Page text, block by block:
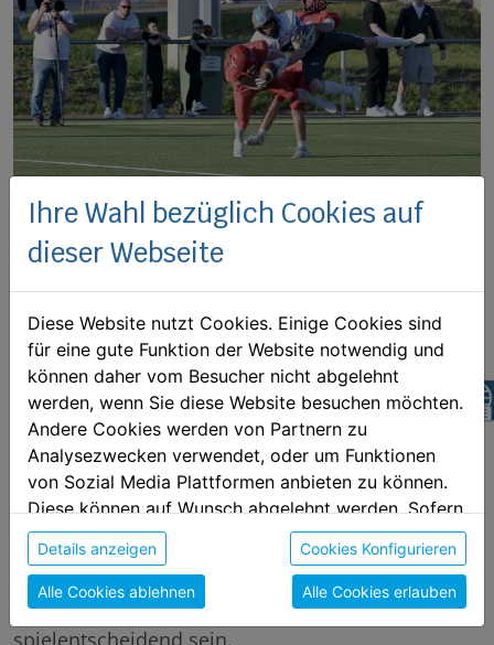
Nach dem Seitenwechsel knüpfte die Offense der
Huskies zunächst an die starke erste Hälfte an
die
Red Tigers
gaben sich keineswegs geschlagen
und kämpften sich mit großem Einsatz zurück ins
Spiel.
In einer dramatischen Schlussphase gelang es
den Wienern, den Rückstand auf13:14zu
verkürzen. Die Chance auf den Ausgleich blieb
den Gastgebern jedoch verwehrt – ein vergebener
Extrapunktversuch (PAT) sollte letztlich
spielentscheidend sein.
Ihre Wahl bezüglich Cookies auf
dieser Webseite
Diese Website nutzt Cookies. Einige Cookies sind
für eine gute Funktion der Website notwendig und
können daher vom Besucher nicht abgelehnt
werden, wenn Sie diese Website besuchen möchten.
Andere Cookies werden von Partnern zu
Analysezwecken verwendet, oder um Funktionen
von Sozial Media Plattformen anbieten zu können.
Diese können auf Wunsch abgelehnt werden. Sofern
sie unsere Webseite weiter nutzen, geben Sie
Einwilligung zu unseren Cookies.
Details anzeigen Cookies Konfigurieren
Alle Cookies ablehnen Alle Cookies erlauben